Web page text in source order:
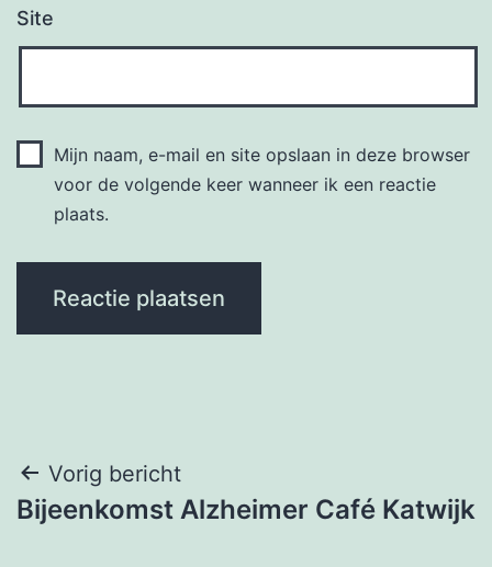
Site
Mijn naam, e-mail en site opslaan in deze browser
voor de volgende keer wanneer ik een reactie
plaats.
Bericht
navigatie
Vorig bericht
Bijeenkomst Alzheimer Café Katwijk